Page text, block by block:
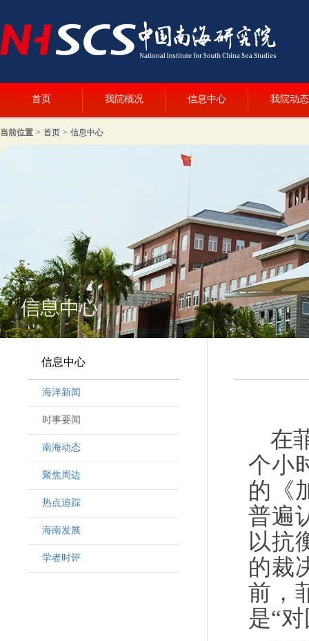
首页 我院概况 信息中心 我院动态
当前位置 > 首页 > 信息中心
信息中心
海洋新闻
时事要闻
南海动态
聚焦周边
热点追踪
海南发展
学者时评
在
个小
的《
普遍
以抗
的裁
前，
是“